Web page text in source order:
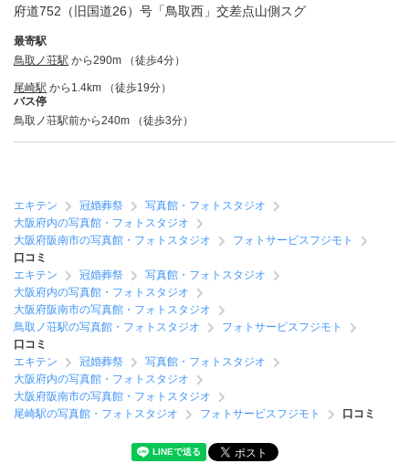
府道752（旧国道26）号「鳥取西」交差点山側スグ
最寄駅
鳥取ノ荘駅 から290m （徒歩4分）
尾崎駅 から1.4km （徒歩19分）
バス停
鳥取ノ荘駅前から240m （徒歩3分）
エキテン 冠婚葬祭
写真館・フォトスタジオ
大阪府内の写真館・フォトスタジオ
大阪府阪南市の写真館・フォトスタジオ
フォトサービスフジモト
口コミ
エキテン
冠婚葬祭
写真館・フォトスタジオ
大阪府内の写真館・フォトスタジオ
大阪府阪南市の写真館・フォトスタジオ
鳥取ノ荘駅の写真館・フォトスタジオ
フォトサービスフジモト
口コミ
エキテン
冠婚葬祭
写真館・フォトスタジオ
大阪府内の写真館・フォトスタジオ
大阪府阪南市の写真館・フォトスタジオ
尾崎駅の写真館・フォトスタジオ
フォトサービスフジモト 口コミ